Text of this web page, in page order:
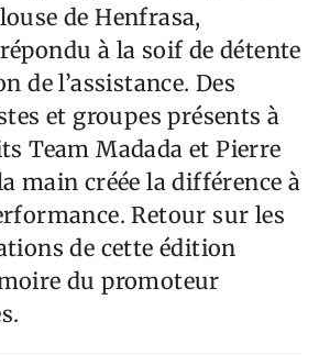
de Henfrasa,
à la soif de détente
de l’assistance. Des
et groupes présents à
Team Madada et Pierre
main créée la différence à
Retour sur les
de cette édition
du promoteur